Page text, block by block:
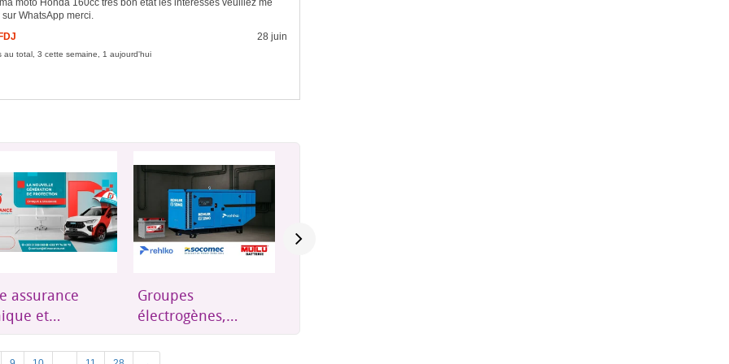
moto Honda 160cc très bon état les intéressés veuillez me
WhatsApp merci.
28 juin
au total, 3 cette semaine, 1 aujourd'hui
assurance
et
Groupes
électrogènes,
énergie solaire